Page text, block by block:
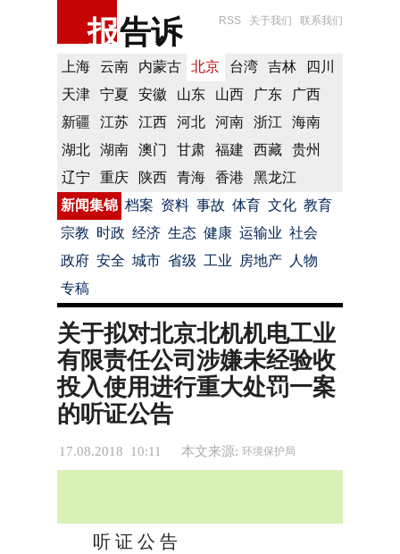
报告诉 RSS 关于我们 联系我们
上海 云南 内蒙古 北京 台湾 吉林
四川
天津
宁夏 安徽 山东 山西 广东
广西
新疆
江苏 江西 河北 河南 浙江
海南
湖北
湖南 澳门 甘肃 福建 西藏
贵州
辽宁
重庆 陕西 青海 香港
黑龙江
新闻集锦 档案 资料 事故 体育 文化 教育
宗教 时政 经济 生态 健康 运输业 社会
政府 安全 城市 省级 工业 房地产
人物
专稿
关于拟对北京北机机电工业
有限责任公司涉嫌未经验收
投入使用进行重大处罚一案
的听证公告
17.08.2018 10:11 本文来源: 环境保护局
听 证 公 告